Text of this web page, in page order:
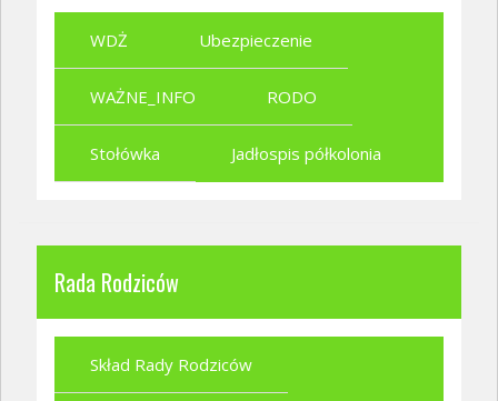
WDŻ Ubezpieczenie
WAŻNE_INFO RODO
Stołówka Jadłospis półkolonia
Rada Rodziców
Skład Rady Rodziców